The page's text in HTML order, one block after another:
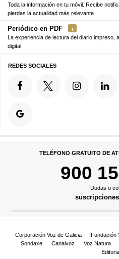
Toda la información en tu móvil. Recibe
pierdas la actualidad más relevante
Periódico en PDF
La experiencia de lectura del diario impreso,
digital
REDES SOCIALES
TELÉFONO GRATUITO DE
900
Dudas o
Corporación Voz de Galicia Fundación
Sondaxe
Canalvoz Voz Natura